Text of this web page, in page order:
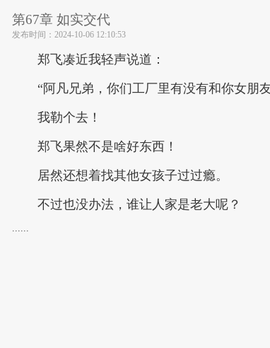
第67章 如实交代
发布时间： 2024-10-06 12:10:53
郑飞凑近我轻声说道：
“阿凡兄弟，你们工厂里有没有和你女朋
我勒个去！
郑飞果然不是啥好东西！
居然还想着找其他女孩子过过瘾。
不过也没办法，谁让人家是老大呢？